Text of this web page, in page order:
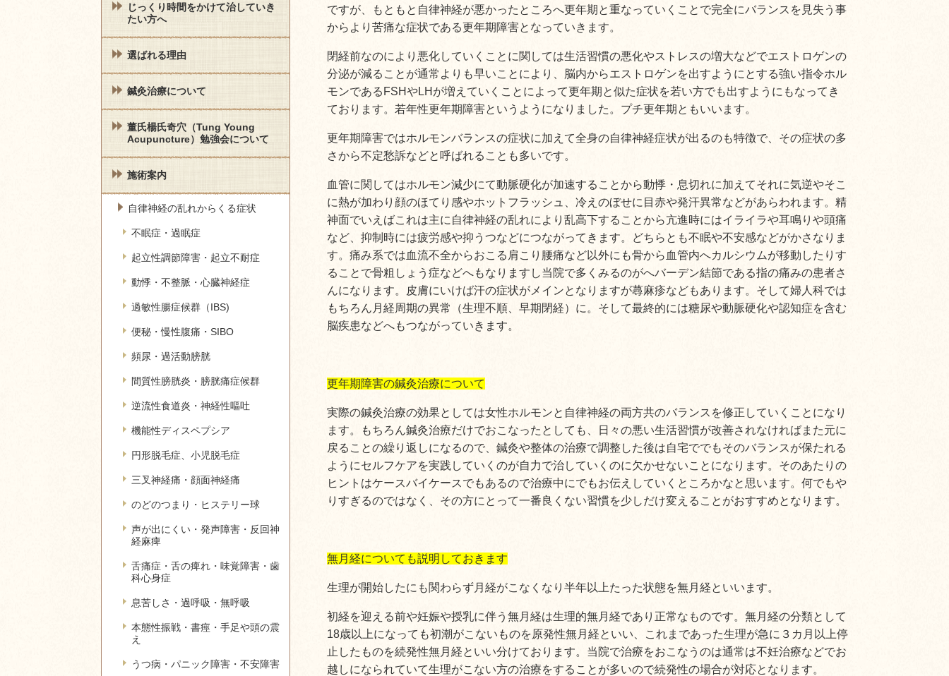
ですが、もともと自律神経が悪かったところへ更年期と重なっていくことで完全にバランスを見失う事
からより苦痛な症状である更年期障害となっていきます。
閉経前なのにより悪化していくことに関しては生活習慣の悪化やストレスの増大などでエストロゲンの
分泌が減ることが通常よりも早いことにより、脳内からエストロゲンを出すようにとする強い指令ホル
モンであるFSHやLHが増えていくことによって更年期と似た症状を若い方でも出すようにもなってき
ております。若年性更年期障害というようになりました。プチ更年期ともいいます。
更年期障害ではホルモンバランスの症状に加えて全身の自律神経症状が出るのも特徴で、その症状の多
さから不定愁訴などと呼ばれることも多いです。
血管に関してはホルモン減少にて動脈硬化が加速することから動悸・息切れに加えてそれに気逆やそこ
に熱が加わり顔のほてり感やホットフラッシュ、冷えのぼせに目赤や発汗異常などがあらわれます。精
神面でいえばこれは主に自律神経の乱れにより乱高下することから亢進時にはイライラや耳鳴りや頭痛
など、抑制時には疲労感や抑うつなどにつながってきます。どちらとも不眠や不安感などがかさなりま
す。痛み系では血流不全からおこる肩こり腰痛など以外にも骨から血管内へカルシウムが移動したりす
ることで骨粗しょう症などへもなりますし当院で多くみるのがへバーデン結節である指の痛みの患者さ
んになります。皮膚にいけば汗の症状がメインとなりますが蕁麻疹などもあります。そして婦人科では
もちろん月経周期の異常（生理不順、早期閉経）に。そして最終的には糖尿や動脈硬化や認知症を含む
脳疾患などへもつながっていきます。
更年期障害の鍼灸治療について
実際の鍼灸治療の効果としては女性ホルモンと自律神経の両方共のバランスを修正していくことになり
ます。もちろん鍼灸治療だけでおこなったとしても、日々の悪い生活習慣が改善されなければまた元に
戻ることの繰り返しになるので、鍼灸や整体の治療で調整した後は自宅ででもそのバランスが保たれる
ようにセルフケアを実践していくのが自力で治していくのに欠かせないことになります。そのあたりの
ヒントはケースバイケースでもあるので治療中にでもお伝えしていくところかなと思います。何でもや
りすぎるのではなく、その方にとって一番良くない習慣を少しだけ変えることがおすすめとなります。
無月経についても説明しておきます
生理が開始したにも関わらず月経がこなくなり半年以上たった状態を無月経といいます。
初経を迎える前や妊娠や授乳に伴う無月経は生理的無月経であり正常なものです。無月経の分類として
18歳以上になっても初潮がこないものを原発性無月経といい、これまであった生理が急に３カ月以上停
止したものを続発性無月経といい分けております。当院で治療をおこなうのは通常は不妊治療などでお
越しになられていて生理がこない方の治療をすることが多いので続発性の場合が対応となります。
じっくり時間をかけて治していき
たい方へ
選ばれる理由
鍼灸治療について
董氏楊氏奇穴（Tung Young
Acupuncture）勉強会について
施術案内
自律神経の乱れからくる症状
不眠症・過眠症
起立性調節障害・起立不耐症
動悸・不整脈・心臓神経症
過敏性腸症候群（IBS)
便秘・慢性腹痛・SIBO
頻尿・過活動膀胱
間質性膀胱炎・膀胱痛症候群
逆流性食道炎・神経性嘔吐
機能性ディスペプシア
円形脱毛症、小児脱毛症
三叉神経痛・顔面神経痛
のどのつまり・ヒステリー球
声が出にくい・発声障害・反回神
経麻痺
舌痛症・舌の痺れ・味覚障害・歯
科心身症
息苦しさ・過呼吸・無呼吸
本態性振戦・書痙・手足や頭の震
え
うつ病・パニック障害・不安障害